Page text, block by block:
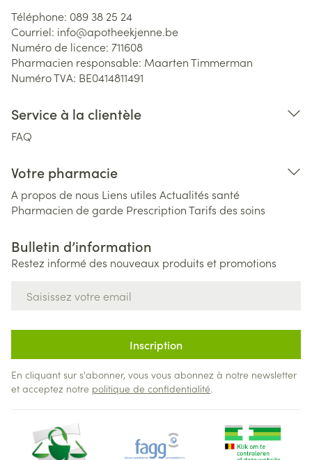
Téléphone: 089 38 25 24
Courriel: info@apotheekjenne.be
Numéro de licence: 711608
Pharmacien responsable: Maarten Timmerman
Numéro TVA: BE0414811491
Service à la clientèle
FAQ
Votre pharmacie
A propos de nous Liens utiles Actualités santé
Pharmacien de garde PrescriptionTarifs des soins
Bulletin d’information
Restez informé des nouveaux produits et promotions
Inscription
En cliquant sur s'abonner, vous vous abonnez à notre newsletter
et acceptez notre politique de confidentialité.